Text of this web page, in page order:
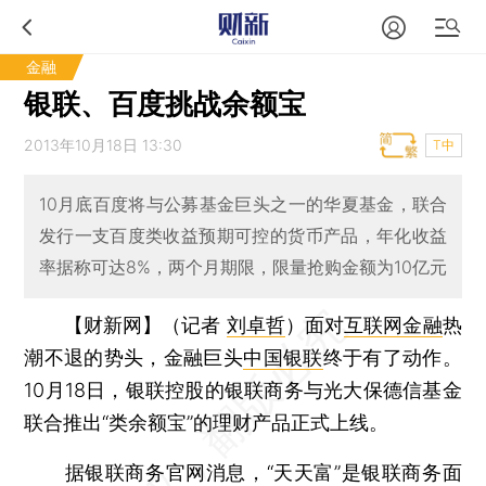
金融
银联、百度挑战余额宝
2013年10月18日 13:30 T中
10月底百度将与公募基金巨头之一的华夏基金，联合
发行一支百度类收益预期可控的货币产品，年化收益
率据称可达8%，两个月期限，限量抢购金额为10亿元
【财新网】（记者 刘卓哲） 面对互联网金融热
潮不退的势头，金融巨头中国银联终于有了动作。
10月18日，银联控股的银联商务与光大保德信基金
联合推出“类余额宝”的理财产品正式上线。
据银联商务官网消息，“天天富”是银联商务面